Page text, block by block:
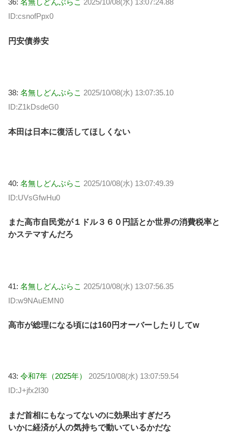
36: 名無しどんぶらこ 2025/10/08(水) 13:07:24.88
ID:csnofPpx0
円安債券安
38: 名無しどんぶらこ 2025/10/08(水) 13:07:35.10
ID:Z1kDsdeG0
本田は日本に復活してほしくない
40: 名無しどんぶらこ 2025/10/08(水) 13:07:49.39
ID:UVsGfwHu0
また高市自民党が１ドル３６０円話とか世界の消費税率と
かステマすんだろ
41: 名無しどんぶらこ 2025/10/08(水) 13:07:56.35
ID:w9NAuEMN0
高市が総理になる頃には160円オーバーしたりしてw
43: 令和7年（2025年）
2025/10/08(水) 13:07:59.54
ID:J+jfx2I30
まだ首相にもなってないのに効果出すぎだろ
いかに経済が人の気持ちで動いているかだな